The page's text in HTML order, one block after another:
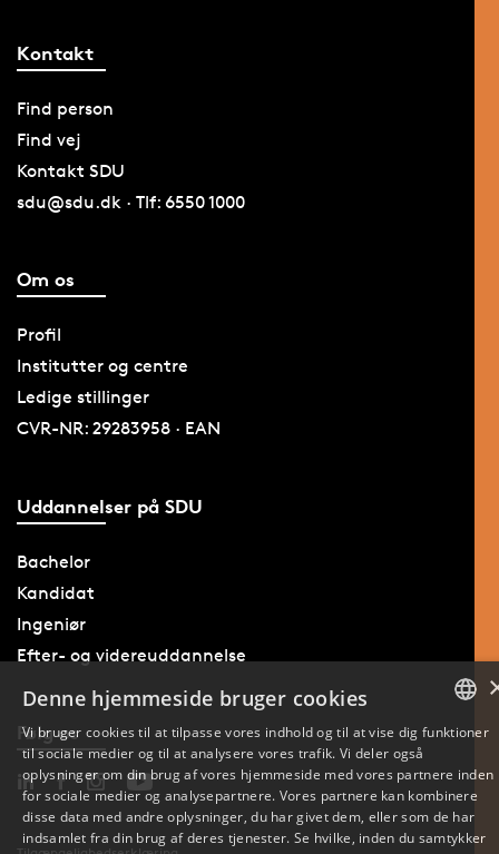
Kontakt
Find person
Find vej
Kontakt SDU
sdu@sdu.dk · Tlf: 6550 1000
Om os
Profil
Institutter og centre
Ledige stillinger
CVR-NR: 29283958 · EAN
Uddannelser på SDU
Bachelor
Kandidat
Ingeniør
Efter- og videreuddannelse
Følg os
ENGLISH
Denne hjemmeside bruger cookies
Vi bruger cookies til at tilpasse vores indhold og til at vise dig funktioner
til sociale medier og til at analysere vores trafik. Vi deler også
oplysninger om din brug af vores hjemmeside med vores partnere inden
for sociale medier og analysepartnere. Vores partnere kan kombinere
disse data med andre oplysninger, du har givet dem, eller som de har
indsamlet fra din brug af deres tjenester. Se hvilke, inden du samtykker